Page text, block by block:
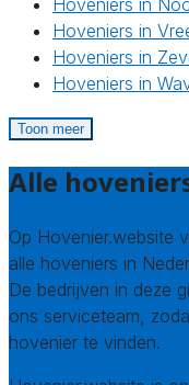
Hoveniers in
Hoveniers in
Hoveniers in
Hoveniers in
Toon meer
Alle
Op Hovenier.website
alle hoveniers in
De bedrijven in deze
ons serviceteam,
hovenier te vinden.